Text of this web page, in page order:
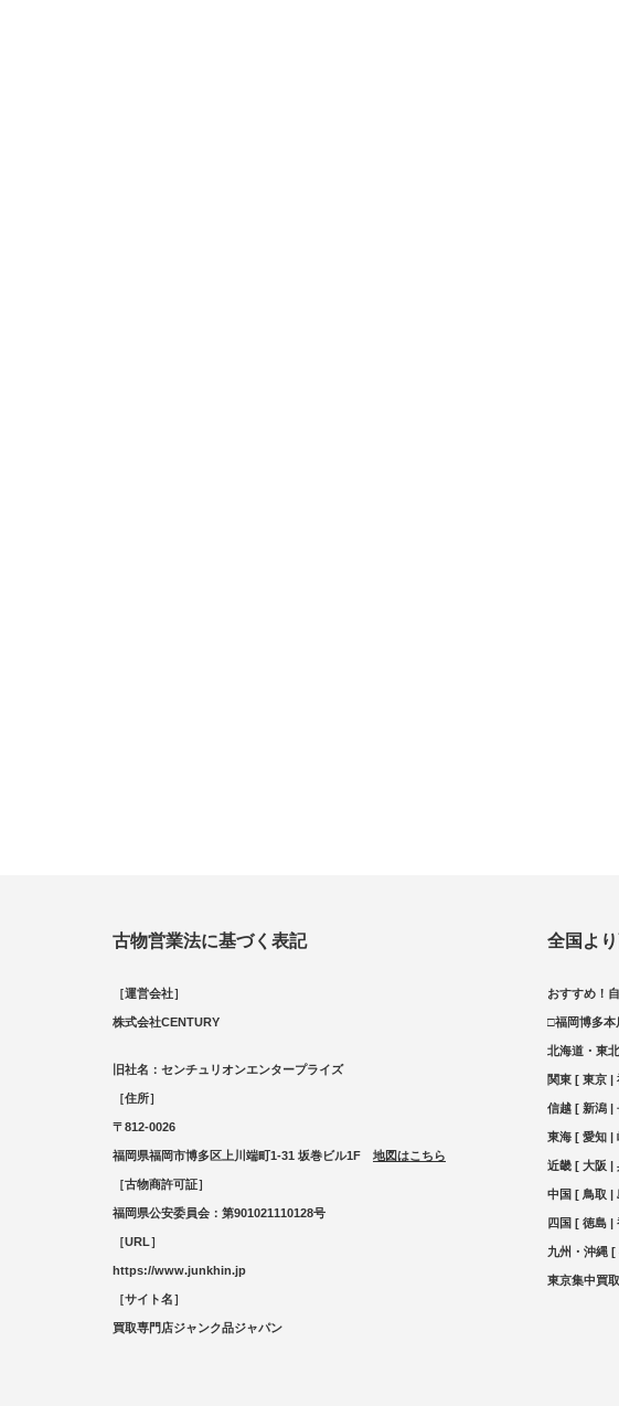
古物営業法に基づく表記
［運営会社］
株式会社CENTURY
旧社名：センチュリオンエンタープライズ
［住所］
〒812-0026
福岡県福岡市博多区上川端町1-31 坂巻ビル1F 地図はこちら
［古物商許可証］
福岡県公安委員会：第901021110128号
［URL］
https://www.junkhin.jp
［サイト名］
買取専門店ジャンク品ジャパン
全国よ
おすすめ！
□福岡博多本
北海道・東
関東 [ 東京 |
信越 [ 新潟 |
東海 [ 愛知 |
近畿 [ 大阪 |
中国 [ 鳥取 |
四国 [ 徳島 |
九州・沖縄
東京集中買